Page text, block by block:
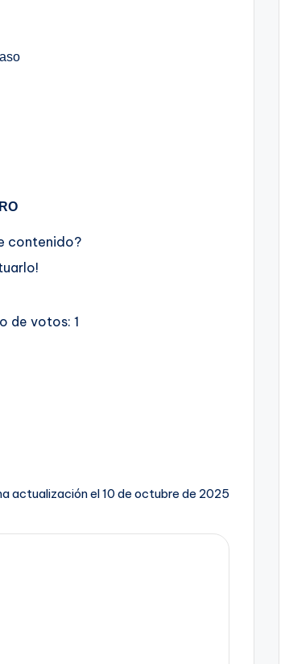
contenido?
de votos: 1
actualización el 10 de octubre de 2025